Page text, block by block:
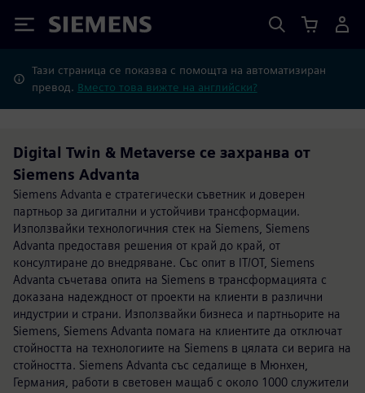
Siemens
Тази страница се показва с помощта на автоматизиран
превод. Вместо това вижте на английски?
Digital Twin & Metaverse се захранва от
Siemens Advanta
Siemens Advanta е стратегически съветник и доверен
партньор за дигитални и устойчиви трансформации.
Използвайки технологичния стек на Siemens, Siemens
Advanta предоставя решения от край до край, от
консултиране до внедряване. Със опит в IT/OT, Siemens
Advanta съчетава опита на Siemens в трансформацията с
доказана надеждност от проекти на клиенти в различни
индустрии и страни. Използвайки бизнеса и партньорите на
Siemens, Siemens Advanta помага на клиентите да отключат
стойността на технологиите на Siemens в цялата си верига на
стойността. Siemens Advanta със седалище в Мюнхен,
Германия, работи в световен мащаб с около 1000 служители